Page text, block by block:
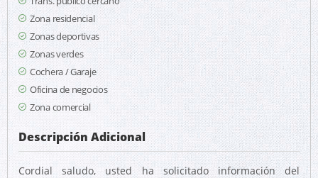
Zona residencial
Zonas deportivas
Zonas verdes
Cochera / Garaje
Oficina de negocios
Zona comercial
Descripción Adicional
Cordial saludo, usted ha solicitado información del